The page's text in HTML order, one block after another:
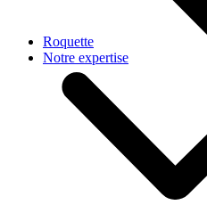
Roquette
Notre expertise